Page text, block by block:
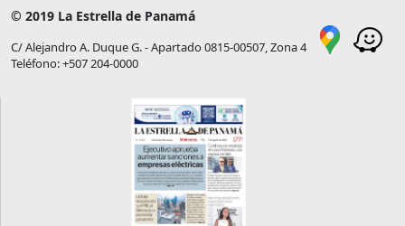
© 2019 La Estrella de Panamá
C/ Alejandro A. Duque G. - Apartado 0815-00507, Zona 4
Teléfono: +507 204-0000